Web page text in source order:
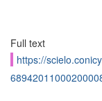
Full text
https://